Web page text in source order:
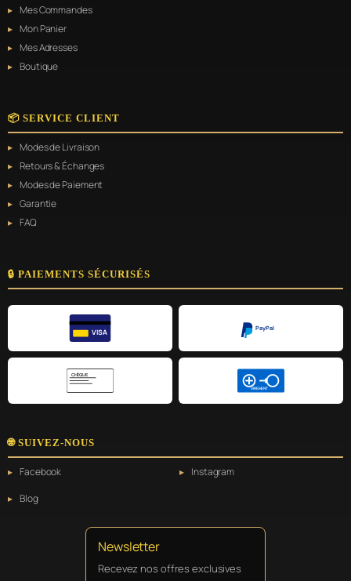
Mes Commandes
Mon Panier
Mes Adresses
Boutique
📦 SERVICE CLIENT
Modes de Livraison
Retours & Échanges
Modes de Paiement
Garantie
FAQ
🔒 PAIEMENTS SÉCURISÉS
VISA
PayPal
CHÈQUE
VIREMENT
🌐 SUIVEZ-NOUS
Facebook
Instagram
Blog
Newsletter
Recevez nos offres exclusives